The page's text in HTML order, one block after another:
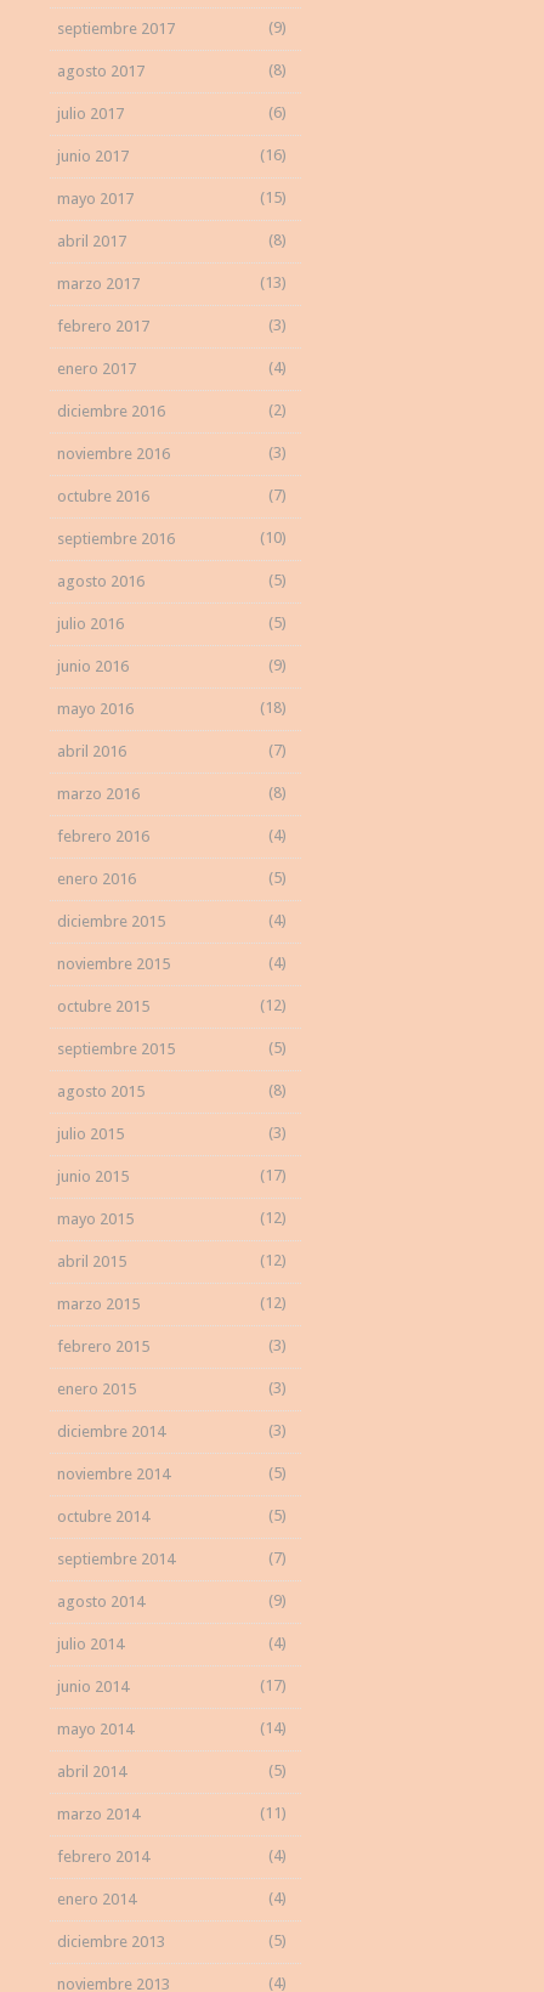
septiembre 2017 (9)
agosto 2017 (8)
julio 2017 (6)
junio 2017 (16)
mayo 2017 (15)
abril 2017 (8)
marzo 2017 (13)
febrero 2017 (3)
enero 2017 (4)
diciembre 2016 (2)
noviembre 2016 (3)
octubre 2016 (7)
septiembre 2016 (10)
agosto 2016 (5)
julio 2016 (5)
junio 2016 (9)
mayo 2016 (18)
abril 2016 (7)
marzo 2016 (8)
febrero 2016 (4)
enero 2016 (5)
diciembre 2015 (4)
noviembre 2015 (4)
octubre 2015 (12)
septiembre 2015 (5)
agosto 2015 (8)
julio 2015 (3)
junio 2015 (17)
mayo 2015 (12)
abril 2015 (12)
marzo 2015 (12)
febrero 2015 (3)
enero 2015 (3)
diciembre 2014 (3)
noviembre 2014 (5)
octubre 2014 (5)
septiembre 2014 (7)
agosto 2014 (9)
julio 2014 (4)
junio 2014 (17)
mayo 2014 (14)
abril 2014 (5)
marzo 2014 (11)
febrero 2014 (4)
enero 2014 (4)
diciembre 2013 (5)
noviembre 2013 (4)